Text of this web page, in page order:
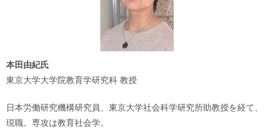
本田由紀氏
東京大学大学院教育学研究科 教授
日本労働研究機構研究員、東京大学社会科学研究所助教授を経て、
現職。専攻は教育社会学。